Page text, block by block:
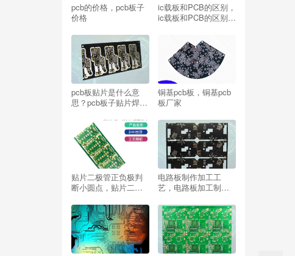
pcb的价格，pcb板子
价格
ic载板和PCB的区别，
ic载板和PCB的区别与
pcb板贴片是什么意
思？pcb板子贴片焊盘
铜基pcb板，铜基pcb
板厂家
贴片二极管正负极判
断小圆点，贴片二极
电路板制作加工工
艺，电路板加工制造